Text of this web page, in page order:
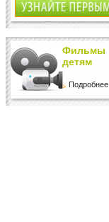
Фильмы
детям
Подробнее